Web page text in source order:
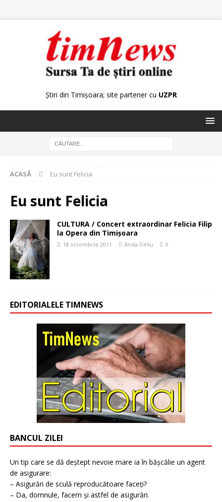
Știri din Timișoara; site partener cu UZPR
ACASĂ Eu sunt Felicia
Eu sunt Felicia
CULTURA / Concert extraordinar Felicia Filip
la Opera din Timişoara
18 octombrie 2011 Anda Deliu 0
EDITORIALELE TIMNEWS
BANCUL ZILEI
Un tip care se dă deștept nevoie mare ia în bășcălie un agent
de asigurare:
– Asigurări de sculă reproducătoare faceți?
– Da, domnule, facem și astfel de asigurări.